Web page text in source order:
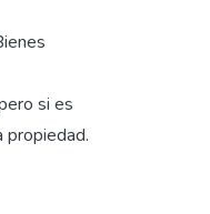
si es
propiedad.